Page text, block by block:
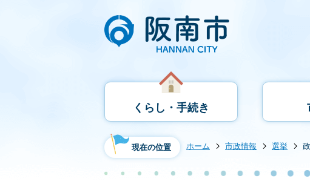
くらし・手続き
現在の位置 ホーム 市政情報 選挙